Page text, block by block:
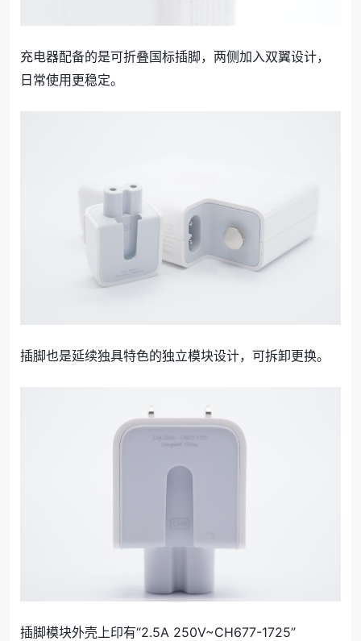
充电器配备的是可折叠国标插脚，两侧加入双翼设计，
日常使用更稳定。
插脚也是延续独具特色的独立模块设计，可拆卸更换。
插脚模块外壳上印有“2.5A 250V~CH677-1725”